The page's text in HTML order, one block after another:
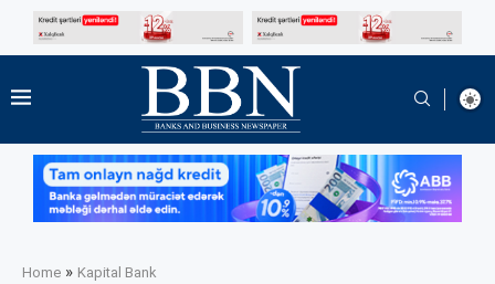
Home » Kapital Bank